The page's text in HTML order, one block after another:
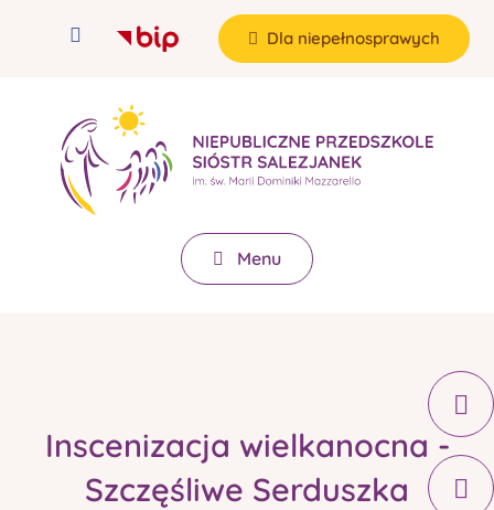
Dla niepełnosprawych
Menu
Inscenizacja wielkanocna -
Szczęśliwe Serduszka